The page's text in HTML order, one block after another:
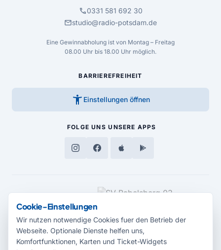
call0331 581 692 30
mailstudio@radio-potsdam.de
Eine Gewinnabholung ist von Montag – Freitag
08.00 Uhr bis 18.00 Uhr möglich.
BARRIEREFREIHEIT
accessibility_new Einstellungen öffnen
FOLGE UNS UNSERE APPS
MEDIENPARTNER
Cookie-Einstellungen
Wir nutzen notwendige Cookies fuer den Betrieb der
Webseite. Optionale Dienste helfen uns,
Komfortfunktionen, Karten und Ticket-Widgets